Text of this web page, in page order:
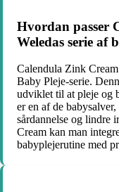
Hvordan passer
Weledas serie af
Calendula Zink
Baby Pleje-serie.
udviklet til at pleje og
er en af de
sårdannelse og lindre
Cream kan man
babyplejerutine med